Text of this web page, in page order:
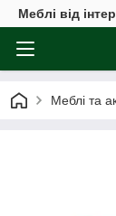
Меблі від
Меблі та